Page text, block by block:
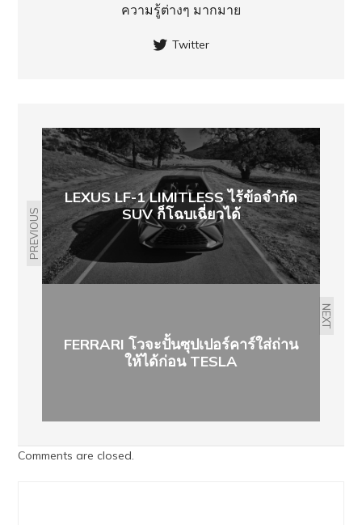
ความรู้ต่างๆ มากมาย
Twitter
PREVIOUS
LEXUS LF-1 LIMITLESS ไร้ข้อจำกัด
SUV ก็โฉบเฉี่ยวได้
NEXT
FERRARI โวจะปั้นซุปเปอร์คาร์ใส่ถ่าน
ให้ได้ก่อน TESLA
Comments are closed.